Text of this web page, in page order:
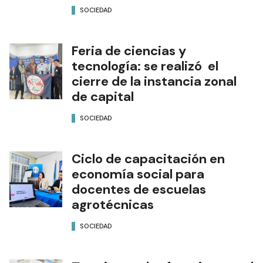
SOCIEDAD
Feria de ciencias y
tecnología: se realizó el
cierre de la instancia zonal
de capital
SOCIEDAD
Ciclo de capacitación en
economía social para
docentes de escuelas
agrotécnicas
SOCIEDAD